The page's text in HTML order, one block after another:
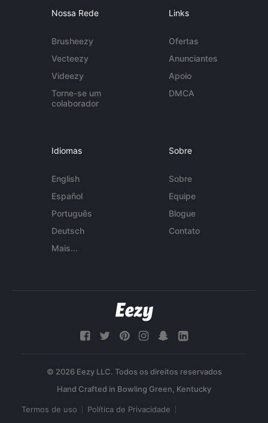
Nossa Rede
Brusheezy
Vecteezy
Videezy
Torne-se um
colaborador
Links
Ofertas
Anunciantes
Apoio
DMCA
Idiomas
English
Español
Português
Deutsch
Mais...
Sobre
Sobre
Equipe
Blogue
Contato
© 2026 Eezy LLC. Todos os direitos reservados
Termos de uso Política de Privacidade